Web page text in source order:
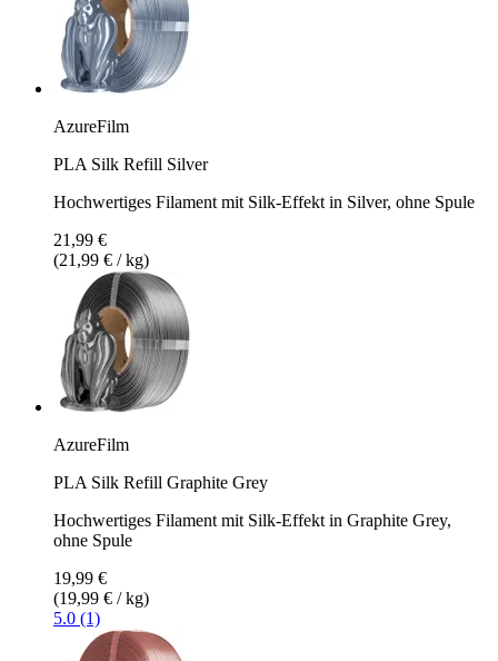
AzureFilm
PLA Silk Refill Silver
Hochwertiges Filament mit Silk-Effekt in Silver, ohne Spule
21,99 €
(21,99 € / kg)
AzureFilm
PLA Silk Refill Graphite Grey
Hochwertiges Filament mit Silk-Effekt in Graphite Grey,
ohne Spule
19,99 €
(19,99 € / kg)
5.0 (1)